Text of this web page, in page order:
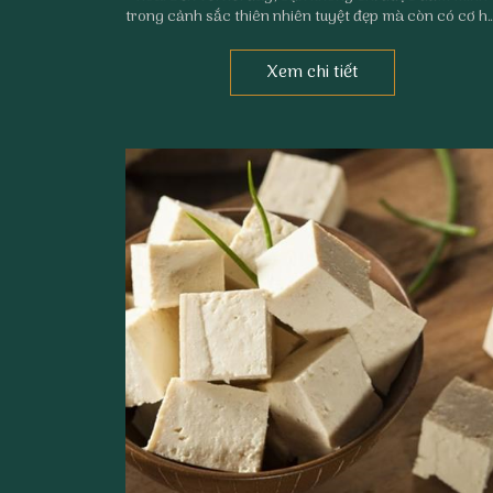
trong cảnh sắc thiên nhiên tuyệt đẹp mà còn có cơ hội
ngon miệng.
Xem chi tiết